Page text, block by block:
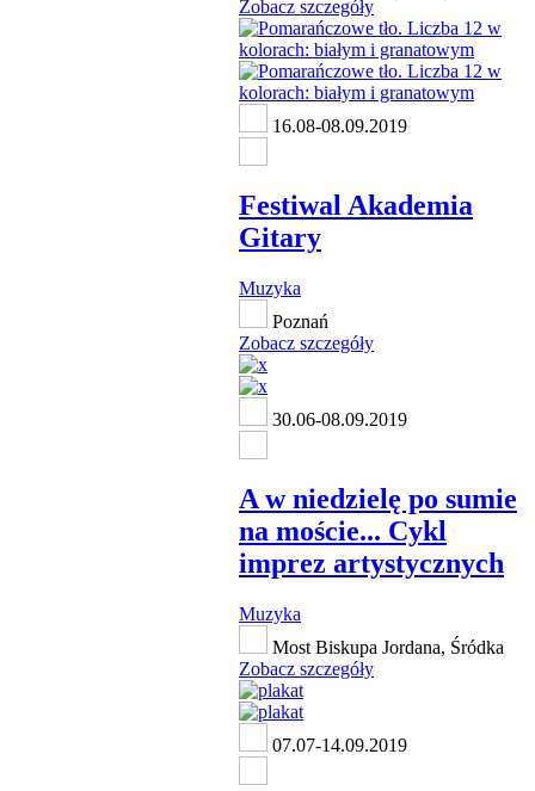
Zobacz szczegóły
16.08-08.09.2019
Festiwal Akademia
Gitary
Muzyka
Poznań
Zobacz szczegóły
30.06-08.09.2019
A w niedzielę po sumie
na moście... Cykl
imprez artystycznych
Muzyka
Most Biskupa Jordana, Śródka
Zobacz szczegóły
07.07-14.09.2019